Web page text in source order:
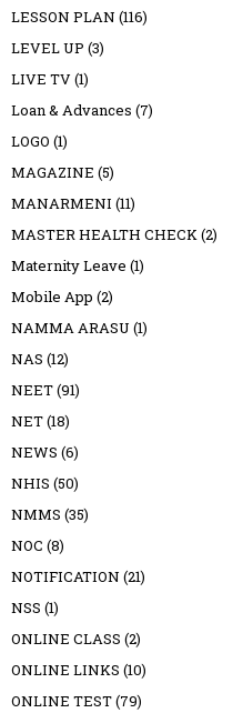
LESSON PLAN (116)
LEVEL UP (3)
LIVE TV(1)
Loan & Advances (7)
LOGO (1)
MAGAZINE (5)
MANARMENI (11)
MASTER HEALTH CHECK(2)
Maternity Leave (1)
Mobile App (2)
NAMMA ARASU (1)
NAS (12)
NEET(91)
NET(18)
NEWS (6)
NHIS (50)
NMMS (35)
NOC (8)
NOTIFICATION (21)
NSS (1)
ONLINE CLASS (2)
ONLINE LINKS (10)
ONLINE TEST(79)